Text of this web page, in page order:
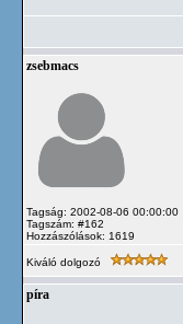
zsebmacs
Tagság: 2002-08-06 00:00:00
Tagszám: #162
Hozzászólások: 1619
Kiváló dolgozó
píra